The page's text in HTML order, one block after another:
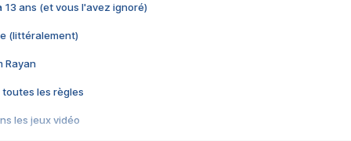
13 ans (et vous l'avez ignoré)
(littéralement)
Rayan
toutes les règles
les jeux vidéo